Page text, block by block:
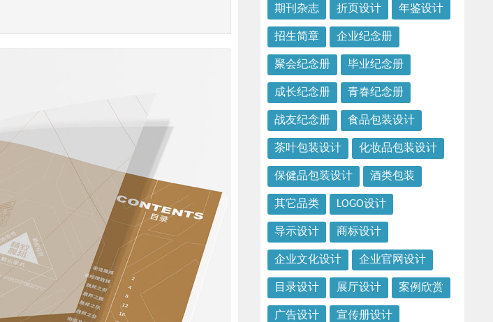
期刊杂志 折页设计 年鉴设计
招生简章 企业纪念册
聚会纪念册 毕业纪念册
成长纪念册 青春纪念册
战友纪念册 食品包装设计
茶叶包装设计 化妆品包装设计
保健品包装设计 酒类包装
其它品类 LOGO设计
导示设计 商标设计
企业文化设计 企业官网设计
目录设计 展厅设计 案例欣赏
广告设计 宣传册设计